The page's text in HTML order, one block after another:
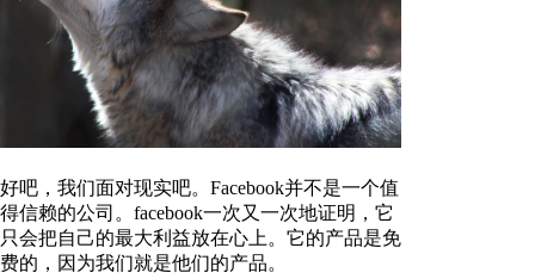
好吧，我们面对现实吧。Facebook并不是一个值
得信赖的公司。facebook一次又一次地证明，它
只会把自己的最大利益放在心上。它的产品是免
费的，因为我们就是他们的产品。